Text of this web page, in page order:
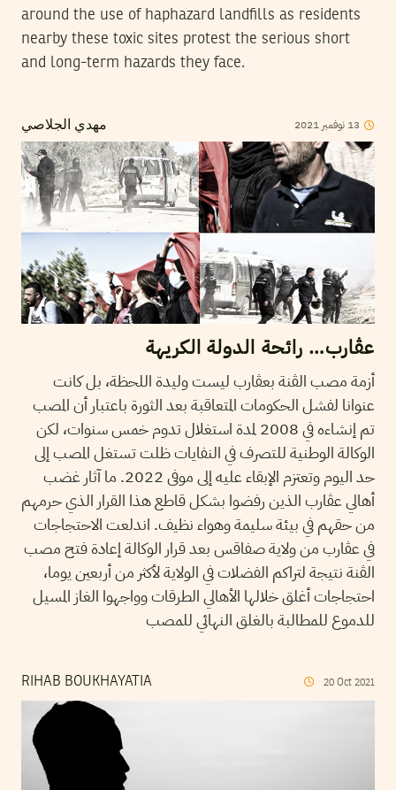
around the use of haphazard landfills as residents
nearby these toxic sites protest the serious short
and long-term hazards they face.
مهدي الجلاصي 13 نوفمبر 2021
عڨارب… رائحة الدولة الكريهة
أزمة مصب الڨنة بعڨارب ليست وليدة اللحظة، بل كانت
عنوانا لفشل الحكومات المتعاقبة بعد الثورة باعتبار أن المصب
تم إنشاءه في 2008 لمدة استغلال تدوم خمس سنوات، لكن
الوكالة الوطنية للتصرف في النفايات ظلت تستغل المصب إلى
حد اليوم وتعتزم الإبقاء عليه إلى موفى 2022. ما آثار غضب
أهالي عڨارب الذين رفضوا بشكل قاطع هذا القرار الذي حرمهم
من حقهم في بيئة سليمة وهواء نظيف. اندلعت الاحتجاجات
في عڨارب من ولاية صفاقس بعد قرار الوكالة إعادة فتح مصب
الڨنة نتيجة لتراكم الفضلات في الولاية لأكثر من أربعين يوما،
احتجاجات أغلق خلالها الأهالي الطرقات وواجهوا الغاز المسيل
للدموع للمطالبة بالغلق النهائي للمصب
RIHAB BOUKHAYATIA 20 Oct 2021